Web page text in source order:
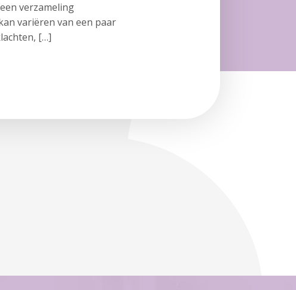
verzameling
variëren van een paar
[…]